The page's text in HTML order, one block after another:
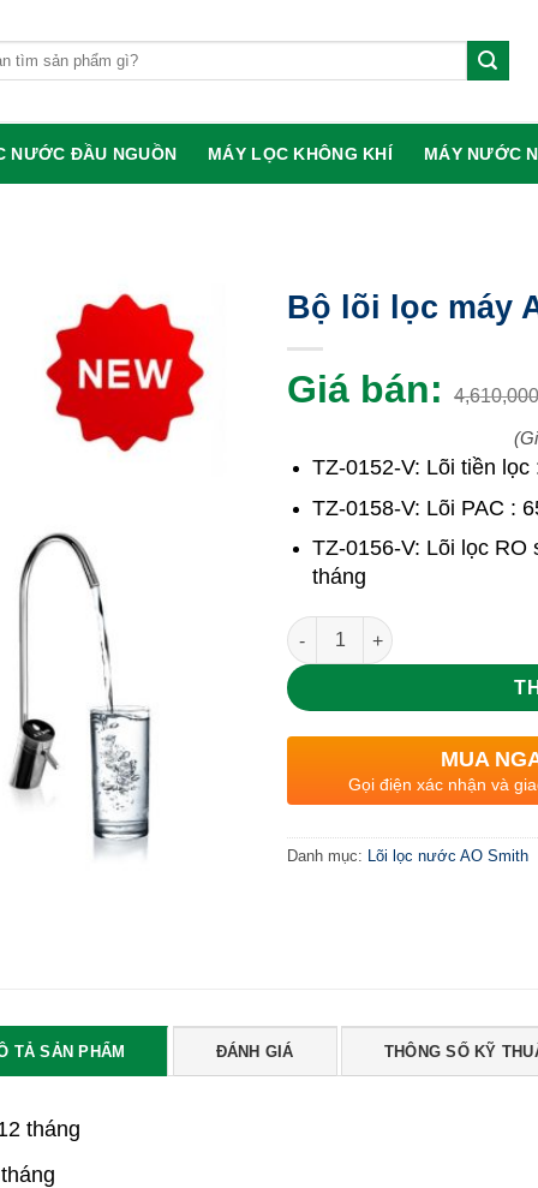
NƯỚC ĐẦU NGUỒN MÁY LỌC KHÔNG KHÍ MÁY NƯỚC
Bộ lõi lọc máy
Giá bán:
TZ-0152-V: Lõi tiền
TZ-0158-V: Lõi PAC :
TZ-0156-V: Lõi lọc RO
tháng
Số lượng
MUA
Gọi điện xác nhận và
Danh mục: Lõi lọc nước AO Smith
TẢ SẢN PHẨM ĐÁNH GIÁ THÔNG SỐ KỸ
tháng